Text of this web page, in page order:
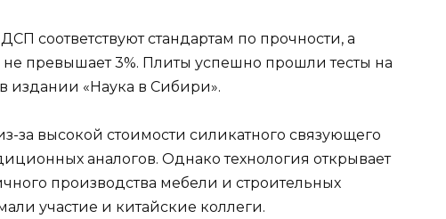
соответствуют стандартам по прочности, а
не превышает 3%. Плиты успешно прошли тесты на
издании «Наука в Сибири».
за высокой стоимости силикатного связующего
аналогов. Однако технология открывает
производства мебели и строительных
участие и китайские коллеги.